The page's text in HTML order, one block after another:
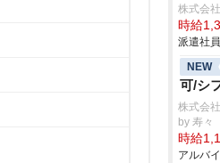
株式会
時給
派遣社
NEW
可/シ
株式会
by 寿々
時給
アルバ